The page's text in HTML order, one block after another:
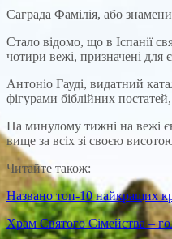
Саграда Фамілія, або
Стало відомо, що в Іспанії
чотири вежі, призначені для
Антоніо Гауді, видатний
фігурами біблійних
На минулому тижні на вежі
вище за всіх зі своєю
Читайте також:
Названо топ-10 найкращих
Храм Святого Сімейства –